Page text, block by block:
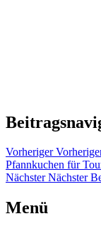
Vorheriger
Pfannkuchen für
Nächster Nächster
Menü